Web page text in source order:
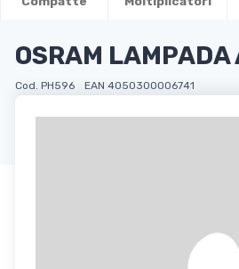
OSRAM
Cod. PH596 EAN 4050300006741